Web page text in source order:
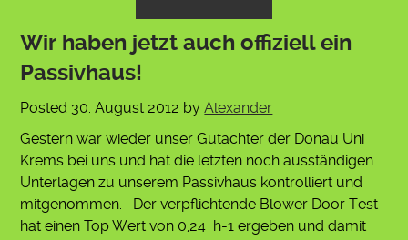
Wir haben jetzt auch offiziell ein
Passivhaus!
Posted 30. August 2012 byAlexander
Gestern war wieder unser Gutachter der Donau Uni
Krems bei uns und hat die letzten noch ausständigen
Unterlagen zu unserem Passivhaus kontrolliert und
mitgenommen. Der verpflichtende Blower Door Test
hat einen Top Wert von 0,24 h-1 ergeben und damit